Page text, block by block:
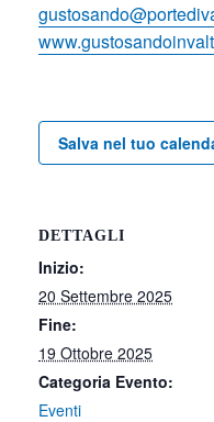
Salva nel tuo
DETTAGLI
Inizio:
20 Settembre 2025
Fine:
19 Ottobre 2025
Categoria Evento:
Eventi